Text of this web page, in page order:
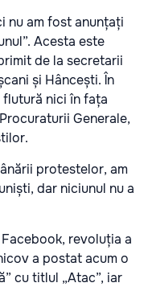
nu am fost anunțați
Acesta este
de la secretarii
și Hâncești. În
flutură nici în fața
Generale,
protestelor, am
dar niciunul nu a
revoluția a
a postat acum o
cu titlul „Atac”, iar